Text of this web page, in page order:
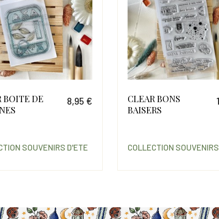
CLEAR BONS
Prix
14,95 €
COLLECTION SOUVENIRS D'ETE